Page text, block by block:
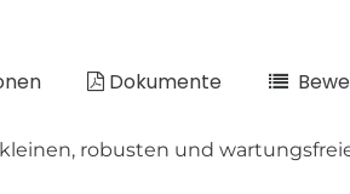
Dokumente
robusten und